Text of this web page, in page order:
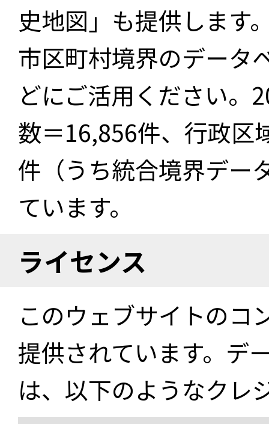
史地図」も提供します
市区町村境界のデータ
どにご活用ください。
数＝16,856件、行政区
件（うち統合境界デー
ています。
ライセンス
このウェブサイトのコ
提供されています。デ
は、以下のようなクレ